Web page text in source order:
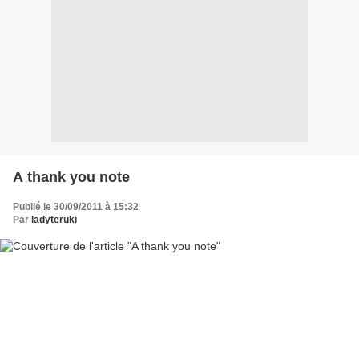
A thank you note
Publié le 30/09/2011 à 15:32
Par ladyteruki